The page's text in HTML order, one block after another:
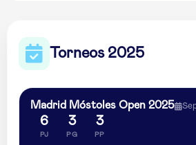
Torneos 2025
Madrid Móstoles Open 2025
6
PJ
3
PG
3
PP